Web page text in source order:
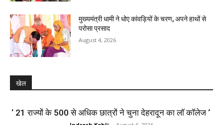
मुख्यमंत्री धामी ने धोए कांवड़ियों के चरण, अपने हाथों से
परोसा प्रसाद
August 4, 2026
खेल
‘ 21 राज्यों के 500 से अधिक छात्रों ने चुना देहरादून का लाॅ काॅलेज ‘